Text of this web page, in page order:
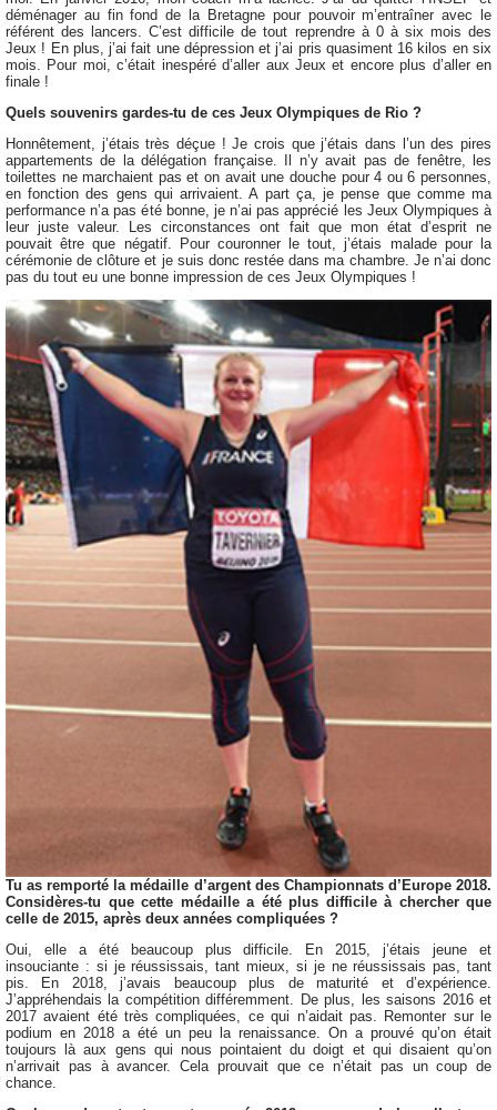
déménager au fin fond de la Bretagne pour pouvoir m’entraîner avec le
référent des lancers. C’est difficile de tout reprendre à 0 à six mois des
Jeux ! En plus, j’ai fait une dépression et j’ai pris quasiment 16 kilos en six
mois. Pour moi, c’était inespéré d’aller aux Jeux et encore plus d’aller en
finale !
Quels souvenirs gardes-tu de ces Jeux Olympiques de Rio ?
Honnêtement, j’étais très déçue ! Je crois que j’étais dans l’un des pires
appartements de la délégation française. Il n’y avait pas de fenêtre, les
toilettes ne marchaient pas et on avait une douche pour 4 ou 6 personnes,
en fonction des gens qui arrivaient. A part ça, je pense que comme ma
performance n’a pas été bonne, je n’ai pas apprécié les Jeux Olympiques à
leur juste valeur. Les circonstances ont fait que mon état d’esprit ne
pouvait être que négatif. Pour couronner le tout, j’étais malade pour la
cérémonie de clôture et je suis donc restée dans ma chambre. Je n’ai donc
pas du tout eu une bonne impression de ces Jeux Olympiques !
Tu as remporté la médaille d’argent des Championnats d’Europe 2018.
Considères-tu que cette médaille a été plus difficile à chercher que
celle de 2015, après deux années compliquées ?
Oui, elle a été beaucoup plus difficile. En 2015, j’étais jeune et
insouciante : si je réussissais, tant mieux, si je ne réussissais pas, tant
pis. En 2018, j’avais beaucoup plus de maturité et d’expérience.
J’appréhendais la compétition différemment. De plus, les saisons 2016 et
2017 avaient été très compliquées, ce qui n’aidait pas. Remonter sur le
podium en 2018 a été un peu la renaissance. On a prouvé qu’on était
toujours là aux gens qui nous pointaient du doigt et qui disaient qu’on
n’arrivait pas à avancer. Cela prouvait que ce n’était pas un coup de
chance.